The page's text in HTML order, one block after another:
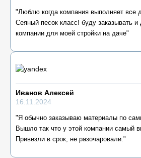
"Люблю когда компания выполняет все
Сеяный песок класс! буду заказывать
компании для моей стройки на даче"
Иванов Алексей
16.11.2024
"Я обычно заказываю материалы по
Вышло так что у этой компании самый
Привезли в срок, не разочаровали."